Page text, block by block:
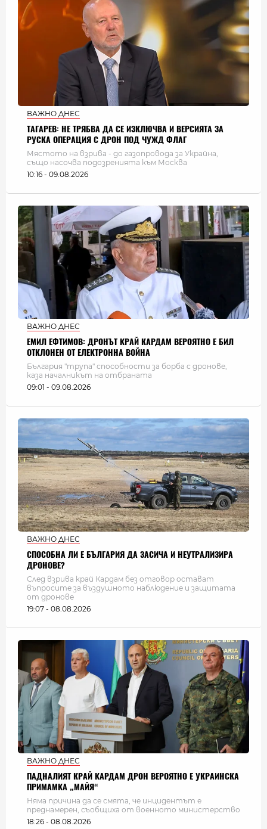
ВАЖНО ДНЕС
ТАГАРЕВ: НЕ ТРЯБВА ДА СЕ ИЗКЛЮЧВА И ВЕРСИЯТА ЗА
РУСКА ОПЕРАЦИЯ С ДРОН ПОД ЧУЖД ФЛАГ
Мястото на взрива - до газопровода за Украйна,
също насочва подозренията към Москва
10:16 - 09.08.2026
ВАЖНО ДНЕС
ЕМИЛ ЕФТИМОВ: ДРОНЪТ КРАЙ КАРДАМ ВЕРОЯТНО Е БИЛ
ОТКЛОНЕН ОТ ЕЛЕКТРОННА ВОЙНА
България "трупа" способности за борба с дронове,
каза началникът на отбраната
09:01 - 09.08.2026
ВАЖНО ДНЕС
СПОСОБНА ЛИ Е БЪЛГАРИЯ ДА ЗАСИЧА И НЕУТРАЛИЗИРА
ДРОНОВЕ?
След взрива край Кардам без отговор остават
въпросите за въздушното наблюдение и защитата
от дронове
19:07 - 08.08.2026
ВАЖНО ДНЕС
ПАДНАЛИЯТ КРАЙ КАРДАМ ДРОН ВЕРОЯТНО Е УКРАИНСКА
ПРИМАМКА „МАЙЯ“
Няма причина да се смята, че инцидентът е
преднамерен, съобщиха от военното министерство
18:26 - 08.08.2026